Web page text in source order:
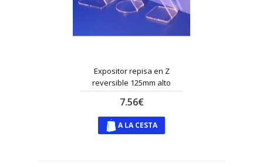
Expositor repisa en Z
reversible 125mm alto
7.56€
A LA CESTA